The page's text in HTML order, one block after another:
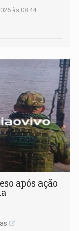
às 08:44
após ação